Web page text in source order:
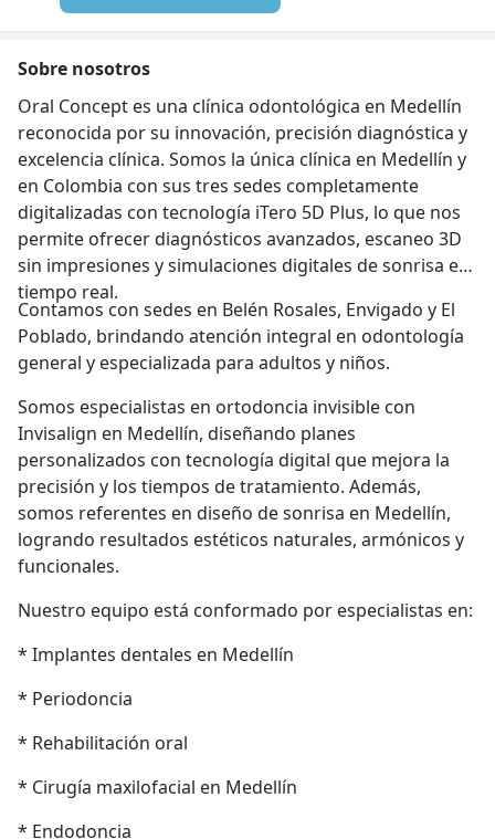
Sobre nosotros
Oral Concept es una clínica odontológica en Medellín
reconocida por su innovación, precisión diagnóstica y
excelencia clínica. Somos la única clínica en Medellín y
en Colombia con sus tres sedes completamente
digitalizadas con tecnología iTero 5D Plus, lo que nos
permite ofrecer diagnósticos avanzados, escaneo 3D
sin impresiones y simulaciones digitales de sonrisa en
tiempo real.
Contamos con sedes en Belén Rosales, Envigado y El
Poblado, brindando atención integral en odontología
general y especializada para adultos y niños.
Somos especialistas en ortodoncia invisible con
Invisalign en Medellín, diseñando planes
personalizados con tecnología digital que mejora la
precisión y los tiempos de tratamiento. Además,
somos referentes en diseño de sonrisa en Medellín,
logrando resultados estéticos naturales, armónicos y
funcionales.
Nuestro equipo está conformado por especialistas en:
* Implantes dentales en Medellín
* Periodoncia
* Rehabilitación oral
* Cirugía maxilofacial en Medellín
* Endodoncia